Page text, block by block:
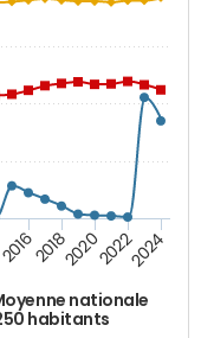
nationale
habitants
20162018202020222024